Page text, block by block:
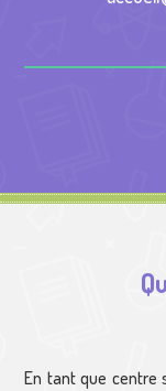
En tant que centre